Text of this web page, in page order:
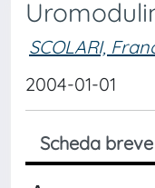
SCOLARI,
2004-01-01
Scheda breve